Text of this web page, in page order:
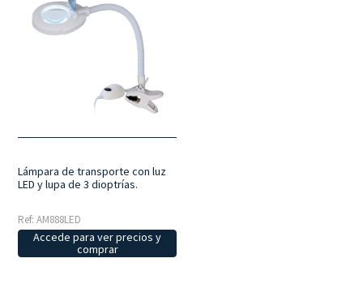
Lámpara de transporte con luz
LED y lupa de 3 dioptrías.
Ref: AM888LED
Accede para ver precios y
comprar